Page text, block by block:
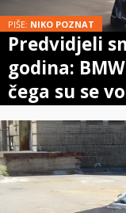
PIŠE: NIKO POZNAT
Predvidjeli
godina:
čega su se